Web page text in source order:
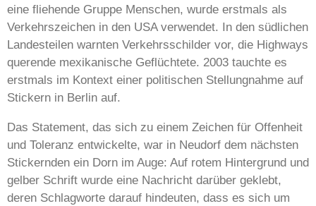
eine fliehende Gruppe Menschen, wurde erstmals als
Verkehrszeichen in den USA verwendet. In den südlichen
Landesteilen warnten Verkehrsschilder vor, die Highways
querende mexikanische Geflüchtete. 2003 tauchte es
erstmals im Kontext einer politischen Stellungnahme auf
Stickern in Berlin auf.
Das Statement, das sich zu einem Zeichen für Offenheit
und Toleranz entwickelte, war in Neudorf dem nächsten
Stickernden ein Dorn im Auge: Auf rotem Hintergrund und
gelber Schrift wurde eine Nachricht darüber geklebt,
deren Schlagworte darauf hindeuten, dass es sich um